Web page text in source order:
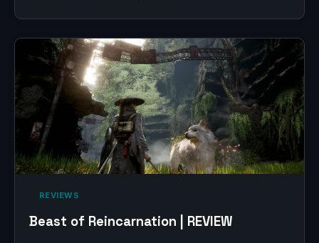
‎ REVIEWS‎
Beast of Reincarnation | REVIEW